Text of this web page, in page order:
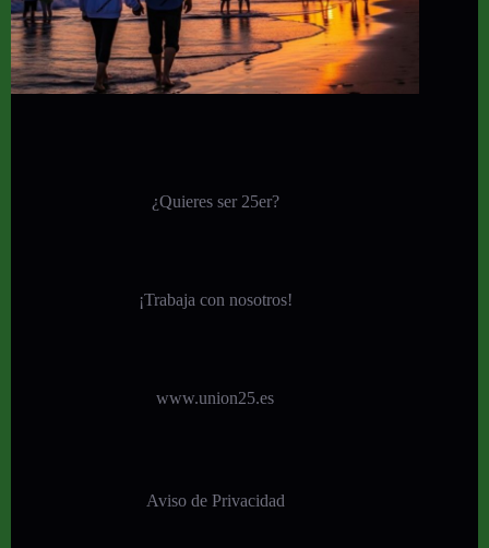
¿Quieres ser 25er?
¡Trabaja con nosotros!
www.union25.es
Aviso de Privacidad